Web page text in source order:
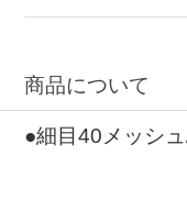
商品について
●細目40メッシ